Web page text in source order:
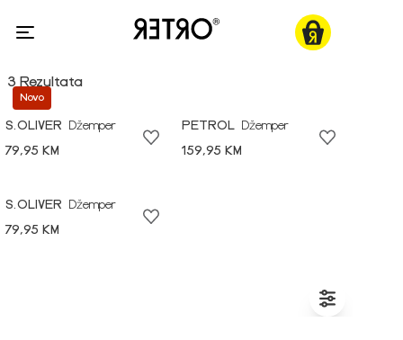
3 Rezultata
Novo
S.OLIVER
Džemper
79,95 KM
PETROL
Džemper
159,95 KM
S.OLIVER
Džemper
79,95 KM